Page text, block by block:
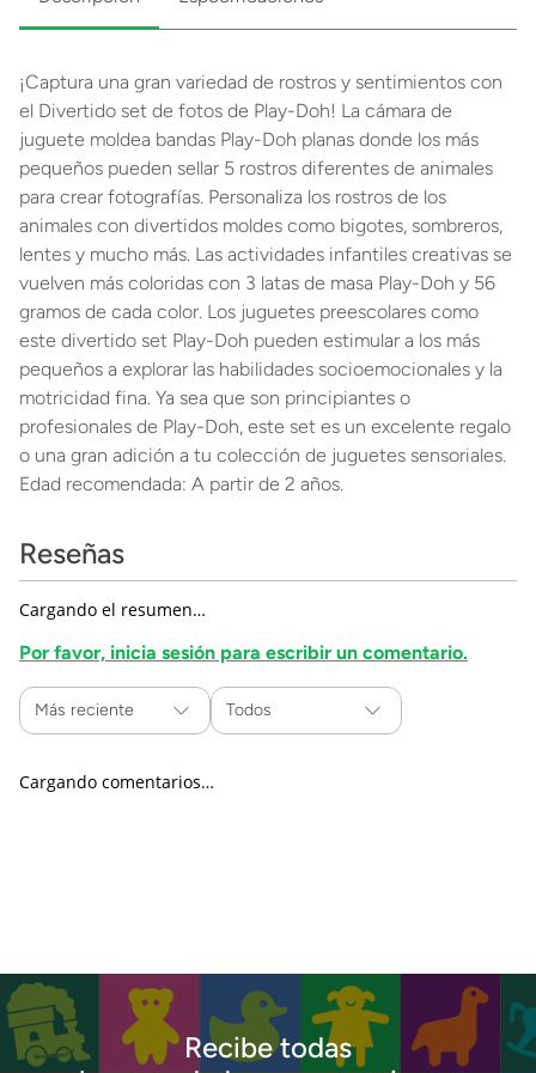
¡Captura una gran variedad de rostros y sentimientos con
el Divertido set de fotos de Play-Doh! La cámara de
juguete moldea bandas Play-Doh planas donde los más
pequeños pueden sellar 5 rostros diferentes de animales
para crear fotografías. Personaliza los rostros de los
animales con divertidos moldes como bigotes, sombreros,
lentes y mucho más. Las actividades infantiles creativas se
vuelven más coloridas con 3 latas de masa Play-Doh y 56
gramos de cada color. Los juguetes preescolares como
este divertido set Play-Doh pueden estimular a los más
pequeños a explorar las habilidades socioemocionales y la
motricidad fina. Ya sea que son principiantes o
profesionales de Play-Doh, este set es un excelente regalo
o una gran adición a tu colección de juguetes sensoriales.
Edad recomendada: A partir de 2 años.
Reseñas
Cargando el resumen…
Por favor, inicia sesión para escribir un comentario.
Más reciente Todos
Cargando comentarios…
Recibe todas